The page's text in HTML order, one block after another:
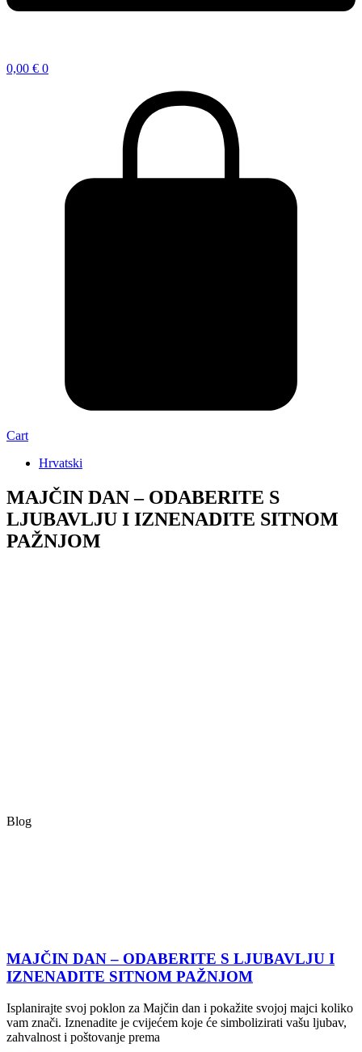
0,00 € 0
Cart
Hrvatski
MAJČIN DAN – ODABERITE S
LJUBAVLJU I IZNENADITE SITNOM
PAŽNJOM
Blog
MAJČIN DAN – ODABERITE S LJUBAVLJU I
IZNENADITE SITNOM PAŽNJOM
Isplanirajte svoj poklon za Majčin dan i pokažite svojoj majci koliko
vam znači. Iznenadite je cvijećem koje će simbolizirati vašu ljubav,
zahvalnost i poštovanje prema